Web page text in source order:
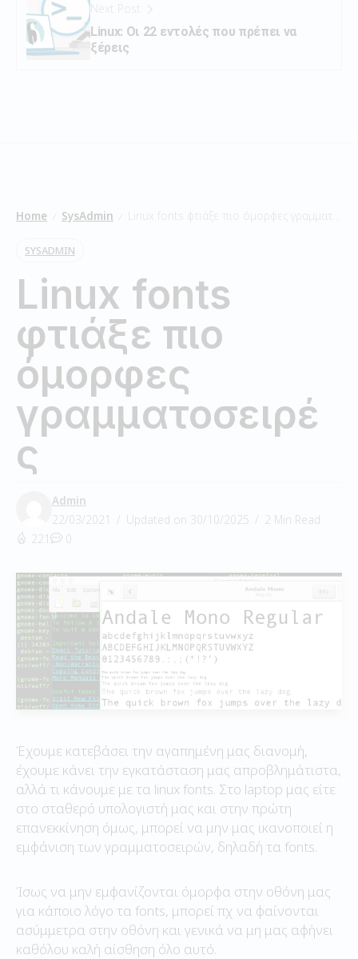
Next Post
Linux: Οι 22 εντολές που πρέπει να
ξέρεις
Home SysAdmin Linux fonts φτιάξε πιο όμορφες γραμματοσειρές
SYSADMIN
Linux fonts
φτιάξε πιο
όμορφες
γραμματοσειρέ
ς
Admin
22/03/2021
Updated on 30/10/2025
2 Min Read
221
0
Έχουμε κατεβάσει την αγαπημένη μας διανομή,
έχουμε κάνει την εγκατάσταση μας απροβλημάτιστα,
αλλά τι κάνουμε με τα linux fonts. Στο laptop μας είτε
στο σταθερό υπολογιστή μας και στην πρώτη
επανεκκίνηση όμως, μπορεί να μην μας ικανοποιεί η
εμφάνιση των γραμματοσειρών, δηλαδή τα fonts.
Ίσως να μην εμφανίζονται όμορφα στην οθόνη μας
για κάποιο λόγο τα fonts, μπορεί πχ να φαίνονται
ασύμμετρα στην οθόνη και γενικά να μη μας αφήνει
καθόλου καλή αίσθηση όλο αυτό.